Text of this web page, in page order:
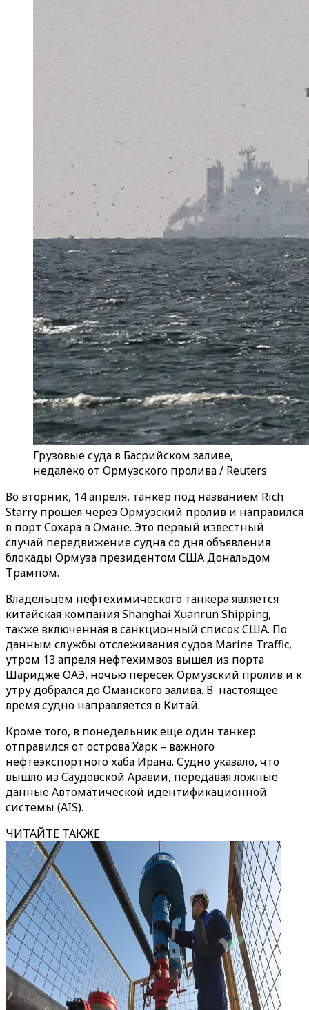
Грузовые суда в Басрийском заливе,
недалеко от Ормузского пролива / Reuters
Во вторник, 14 апреля, танкер под названием Rich
Starry прошел через Ормузский пролив и направился
в порт Сохара в Омане. Это первый известный
случай передвижение судна со дня объявления
блокады Ормуза президентом США Дональдом
Трампом.
Владельцем нефтехимического танкера является
китайская компания Shanghai Xuanrun Shipping,
также включенная в санкционный список США. По
данным службы отслеживания судов Marine Traffic,
утром 13 апреля нефтехимвоз вышел из порта
Шаридже ОАЭ, ночью пересек Ормузский пролив и к
утру добрался до Оманского залива. В настоящее
время судно направляется в Китай.
Кроме того, в понедельник еще один танкер
отправился от острова Харк – важного
нефтеэкспортного хаба Ирана. Судно указало, что
вышло из Саудовской Аравии, передавая ложные
данные Автоматической идентификационной
системы (AIS).
ЧИТАЙТЕ ТАКЖЕ